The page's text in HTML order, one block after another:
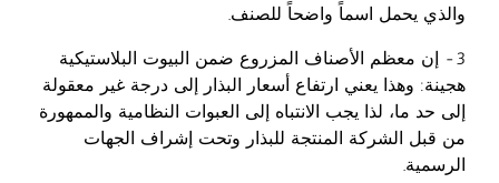
والذي يحمل اسماً واضحاً للصنف.
3- إن معظم الأصناف المزروع ضمن البيوت البلاستيكية
هجينة: وهذا يعني ارتفاع أسعار البذار إلى درجة غير معقولة
إلى حد ما، لذا يجب الانتباه إلى العبوات النظامية والممهورة
من قبل الشركة المنتجة للبذار وتحت إشراف الجهات
الرسمية.